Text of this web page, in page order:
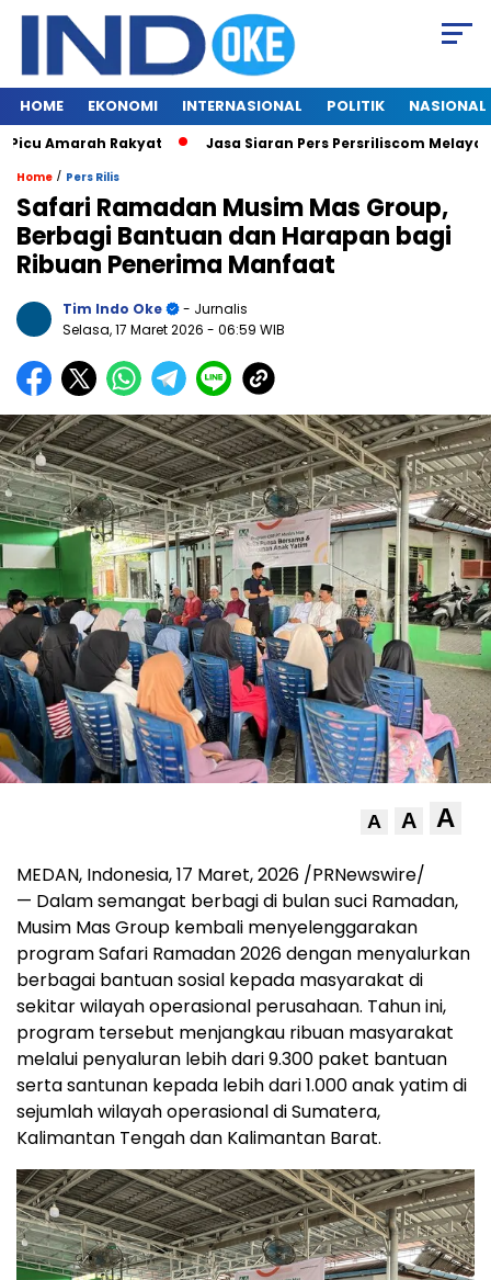
HOME EKONOMI INTERNASIONAL POLITIK NASIONAL
Rakyat Jasa Siaran Pers Persriliscom Melayani
Home / Pers Rilis
Safari Ramadan Musim Mas Group,
Berbagi Bantuan dan Harapan bagi
Ribuan Penerima Manfaat
Tim Indo Oke
- Jurnalis
Selasa, 17 Maret 2026 - 06:59 WIB
A A A
MEDAN, Indonesia, 17 Maret, 2026 /PRNewswire/
— Dalam semangat berbagi di bulan suci Ramadan,
Musim Mas Group kembali menyelenggarakan
program Safari Ramadan 2026 dengan menyalurkan
berbagai bantuan sosial kepada masyarakat di
sekitar wilayah operasional perusahaan. Tahun ini,
program tersebut menjangkau ribuan masyarakat
melalui penyaluran lebih dari 9.300 paket bantuan
serta santunan kepada lebih dari 1.000 anak yatim di
sejumlah wilayah operasional di Sumatera,
Kalimantan Tengah dan Kalimantan Barat.